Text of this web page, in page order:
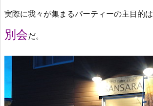
実際に我々が集まるパーティーの主目的は
別会だ。